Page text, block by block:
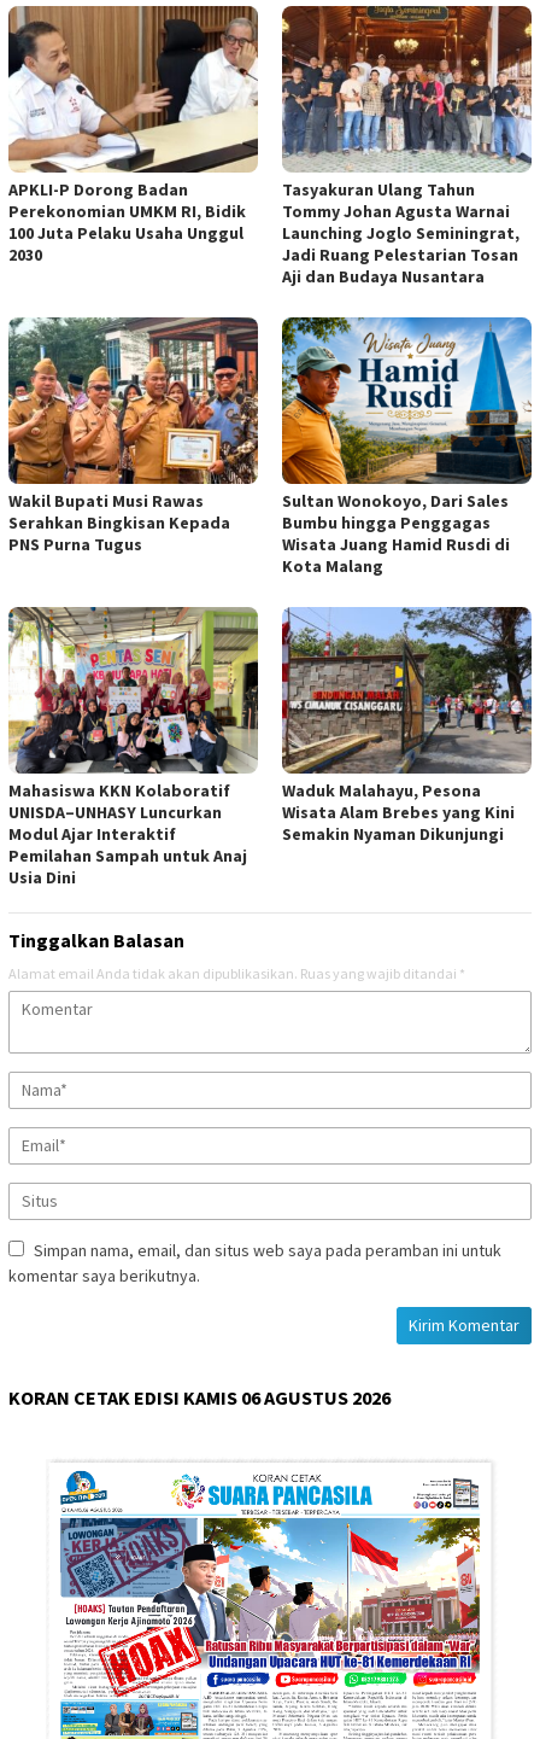
APKLI-P Dorong Badan
Perekonomian UMKM RI, Bidik
100 Juta Pelaku Usaha Unggul
2030
Tasyakuran Ulang Tahun
Tommy Johan Agusta Warnai
Launching Joglo Seminingrat,
Jadi Ruang Pelestarian Tosan
Aji dan Budaya Nusantara
Wakil Bupati Musi Rawas
Serahkan Bingkisan Kepada
PNS Purna Tugus
Sultan Wonokoyo, Dari Sales
Bumbu hingga Penggagas
Wisata Juang Hamid Rusdi di
Kota Malang
Mahasiswa KKN Kolaboratif
UNISDA–UNHASY Luncurkan
Modul Ajar Interaktif
Pemilahan Sampah untuk Anaj
Usia Dini
Waduk Malahayu, Pesona
Wisata Alam Brebes yang Kini
Semakin Nyaman Dikunjungi
Tinggalkan Balasan
Alamat email Anda tidak akan dipublikasikan. Ruas yang wajib ditandai *
Simpan nama, email, dan situs web saya pada peramban ini untuk
komentar saya berikutnya.
KORAN CETAK EDISI KAMIS 06 AGUSTUS 2026